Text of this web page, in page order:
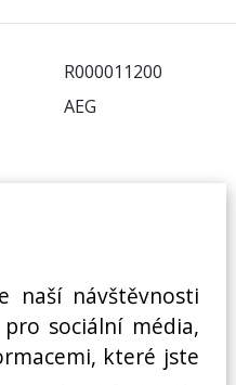
naší návštěvnosti
sociální média,
které jste
R000011200
AEG